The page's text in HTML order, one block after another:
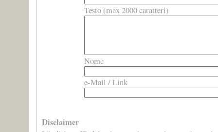
Testo (max 2000 caratteri)
Nome
e-Mail / Link
Disclaimer